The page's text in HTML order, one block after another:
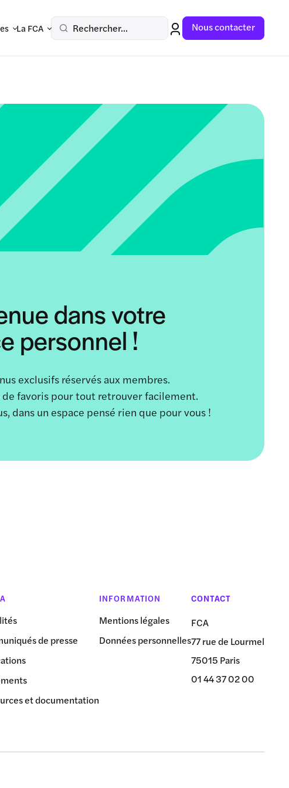
La FCA Rechercher... Nous contacter
dans votre
personnel !
exclusifs réservés aux membres.
favoris pour tout retrouver facilement.
dans un espace pensé rien que pour vous !
de presse
et documentation
INFORMATION
Mentions légales
Données personnelles
CONTACT
FCA
77 rue de Lourmel
75015 Paris
01 44 37 02 00